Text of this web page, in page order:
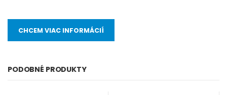
CHCEM VIAC INFORMÁCIÍ
PODOBNÉ PRODUKTY